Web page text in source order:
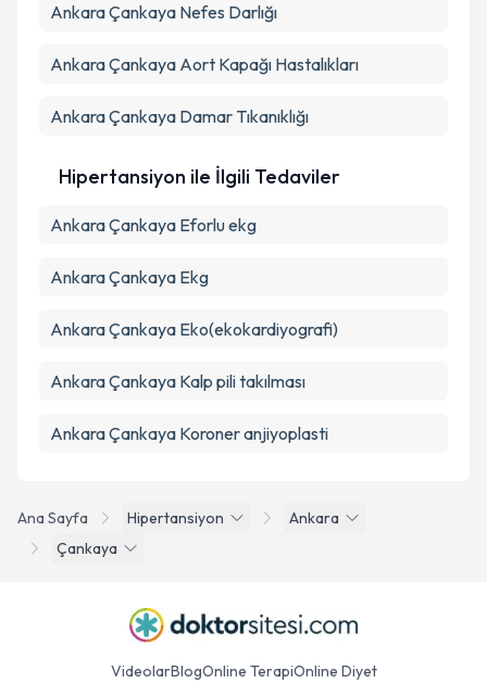
Ana Sayfa Hipertansiyon
Ankara
Çankaya
Ankara Çankaya Nefes Darlığı
Ankara Çankaya Aort Kapağı Hastalıkları
Ankara Çankaya Damar Tıkanıklığı
Hipertansiyon ile İlgili Tedaviler
Ankara Çankaya Eforlu ekg
Ankara Çankaya Ekg
Ankara Çankaya Eko(ekokardiyografi)
Ankara Çankaya Kalp pili takılması
Ankara Çankaya Koroner anjiyoplasti
VideolarBlogOnline TerapiOnline Diyet